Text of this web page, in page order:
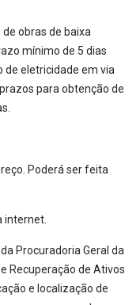
obras de baixa
mínimo de 5 dias
de eletricidade em via
para obtenção de
Poderá ser feita
internet.
Procuradoria Geral da
Recuperação de Ativos
e localização de